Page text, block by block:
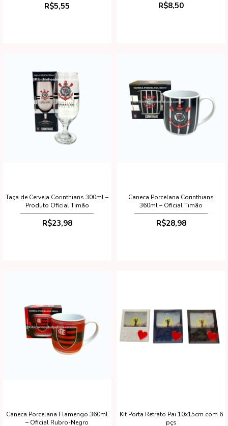
R$5,55 R$8,50
Taça de Cerveja Corinthians 300ml –
Produto Oficial Timão
R$23,98
Caneca Porcelana Corinthians
360ml – Oficial Timão
R$28,98
Caneca Porcelana Flamengo 360ml
– Oficial Rubro-Negro
Kit Porta Retrato Pai 10x15cm com 6
pçs